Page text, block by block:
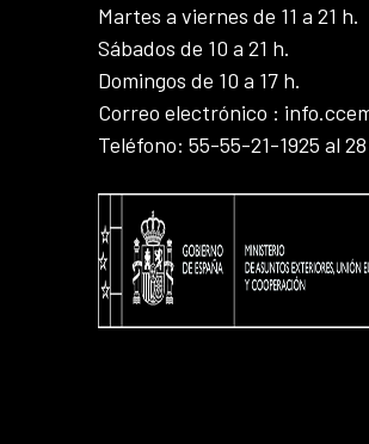
Martes a viernes de 11 a 21 h.
Sábados de 10 a 21 h.
Domingos de 10 a 17 h.
Correo electrónico :
Teléfono: 55-55-21-1925 al 28